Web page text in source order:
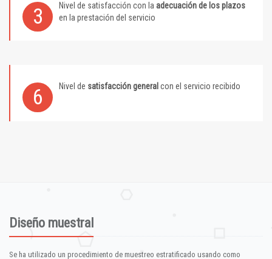
3 Nivel de satisfacción con la adecuación de los plazos
en la prestación del servicio
6 Nivel de satisfacción general con el servicio recibido
Diseño muestral
Se ha utilizado un procedimiento de muestreo estratificado usando como